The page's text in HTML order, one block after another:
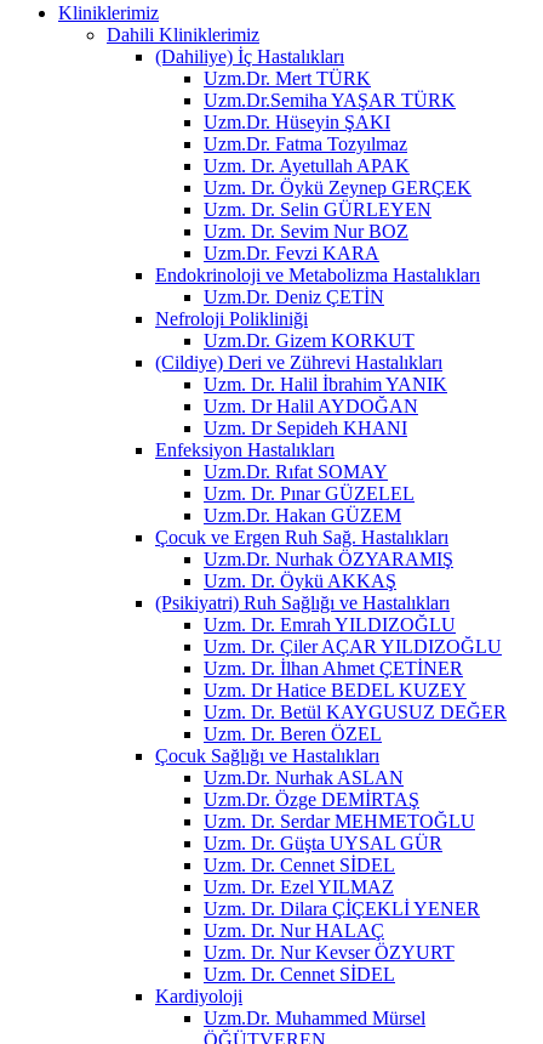
Kliniklerimiz
Dahili Kliniklerimiz
(Dahiliye) İç Hastalıkları
Uzm.Dr. Mert TÜRK
Uzm.Dr.Semiha YAŞAR TÜRK
Uzm.Dr. Hüseyin ŞAKI
Uzm.Dr. Fatma Tozyılmaz
Uzm. Dr. Ayetullah APAK
Uzm. Dr. Öykü Zeynep GERÇEK
Uzm. Dr. Selin GÜRLEYEN
Uzm. Dr. Sevim Nur BOZ
Uzm.Dr. Fevzi KARA
Endokrinoloji ve Metabolizma Hastalıkları
Uzm.Dr. Deniz ÇETİN
Nefroloji Polikliniği
Uzm.Dr. Gizem KORKUT
(Cildiye) Deri ve Zührevi Hastalıkları
Uzm. Dr. Halil İbrahim YANIK
Uzm. Dr Halil AYDOĞAN
Uzm. Dr Sepideh KHANI
Enfeksiyon Hastalıkları
Uzm.Dr. Rıfat SOMAY
Uzm. Dr. Pınar GÜZELEL
Uzm.Dr. Hakan GÜZEM
Çocuk ve Ergen Ruh Sağ. Hastalıkları
Uzm.Dr. Nurhak ÖZYARAMIŞ
Uzm. Dr. Öykü AKKAŞ
(Psikiyatri) Ruh Sağlığı ve Hastalıkları
Uzm. Dr. Emrah YILDIZOĞLU
Uzm. Dr. Çiler AÇAR YILDIZOĞLU
Uzm. Dr. İlhan Ahmet ÇETİNER
Uzm. Dr Hatice BEDEL KUZEY
Uzm. Dr. Betül KAYGUSUZ DEĞER
Uzm. Dr. Beren ÖZEL
Çocuk Sağlığı ve Hastalıkları
Uzm.Dr. Nurhak ASLAN
Uzm.Dr. Özge DEMİRTAŞ
Uzm. Dr. Serdar MEHMETOĞLU
Uzm. Dr. Güşta UYSAL GÜR
Uzm. Dr. Cennet SİDEL
Uzm. Dr. Ezel YILMAZ
Uzm. Dr. Dilara ÇİÇEKLİ YENER
Uzm. Dr. Nur HALAÇ
Uzm. Dr. Nur Kevser ÖZYURT
Uzm. Dr. Cennet SİDEL
Kardiyoloji
Uzm.Dr. Muhammed Mürsel
ÖĞÜTVEREN